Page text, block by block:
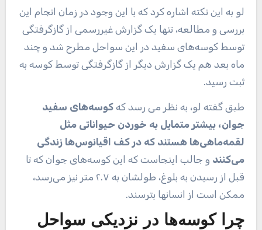
لو به این نکته اشاره کرد که با این وجود در زمان انجام این
بررسی و مطالعه، تنها یک گزارش غیررسمی از گازگرفتگی
توسط کوسه‌های سفید در این سواحل مطرح شد و چند
ماه بعد هم یک گزارش دیگر از گازگرفتگی توسط کوسه به
ثبت رسید.
طبق گفته لو، به نظر می رسد که کوسه‌های سفید
جوان، بیشتر متمایل به خوردن حیواناتی مثل
لقمه‌ماهی‌ها هستند که در کف اقیانوس‌ها زندگی
می‌کنند و جالب اینجاست که این کوسه‌های جوان که تا
قبل از رسیدن به بلوغ، طولشان به ۲.۷ متر نیز می‌رسد،
ممکن است از انسانها بترسند.
چرا کوسه‌ها در نزدیکی سواحل